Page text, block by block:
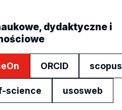
dydaktyczne i
ORCID scopus
science usosweb